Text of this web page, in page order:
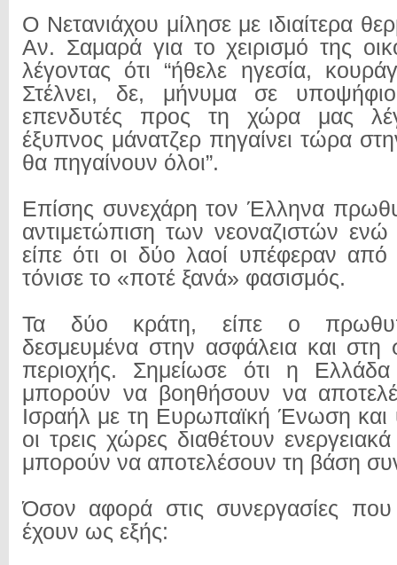
Ο Νετανιάχου μίλησε με ιδιαίτερα
Αν. Σαμαρά για το χειρισμό της
λέγοντας ότι “ήθελε ηγεσία,
Στέλνει, δε, μήνυμα σε
επενδυτές προς τη χώρα μας
έξυπνος μάνατζερ πηγαίνει τώρα
θα πηγαίνουν όλοι”.
Επίσης συνεχάρη τον Έλληνα
αντιμετώπιση των νεοναζιστών
είπε ότι οι δύο λαοί υπέφεραν από
τόνισε το «ποτέ ξανά» φασισμός.
Τα δύο κράτη, είπε ο
δεσμευμένα στην ασφάλεια και στη
περιοχής. Σημείωσε ότι η
μπορούν να βοηθήσουν να
Ισραήλ με τη Ευρωπαϊκή Ένωση και
οι τρεις χώρες διαθέτουν
μπορούν να αποτελέσουν τη βάση
Όσον αφορά στις συνεργασίες
έχουν ως εξής: